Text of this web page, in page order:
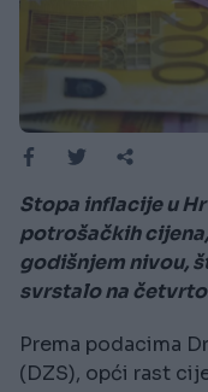
Stopa inflacije u
potrošačkih
godišnjem nivou,
svrstalo na
Prema podacima
(DZS), opći rast